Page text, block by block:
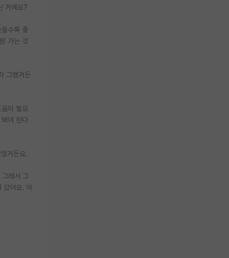
거예요?
수록 좋
가는 것
그랬거든
이 필요
야 된다
거든요.
그래서 그
갔어요. 아